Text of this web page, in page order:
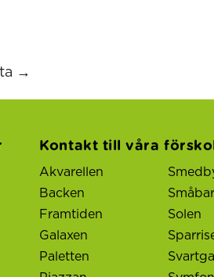
→
Kontakt till våra
Akvarellen
Backen
Framtiden
Galaxen
Paletten
Solen